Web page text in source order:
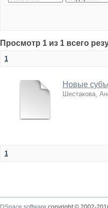
Просмотр 1 из 1 всего
1
Новые
Шестакова,
1